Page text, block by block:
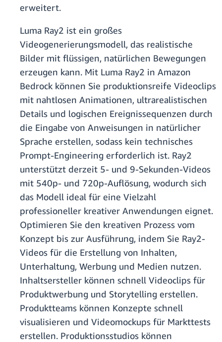
erweitert.
Luma Ray2 ist ein großes
Videogenerierungsmodell, das realistische
Bilder mit flüssigen, natürlichen Bewegungen
erzeugen kann. Mit Luma Ray2 in Amazon
Bedrock können Sie produktionsreife Videoclips
mit nahtlosen Animationen, ultrarealistischen
Details und logischen Ereignissequenzen durch
die Eingabe von Anweisungen in natürlicher
Sprache erstellen, sodass kein technisches
Prompt-Engineering erforderlich ist. Ray2
unterstützt derzeit 5- und 9-Sekunden-Videos
mit 540p- und 720p-Auflösung, wodurch sich
das Modell ideal für eine Vielzahl
professioneller kreativer Anwendungen eignet.
Optimieren Sie den kreativen Prozess vom
Konzept bis zur Ausführung, indem Sie Ray2-
Videos für die Erstellung von Inhalten,
Unterhaltung, Werbung und Medien nutzen.
Inhaltsersteller können schnell Videoclips für
Produktwerbung und Storytelling erstellen.
Produktteams können Konzepte schnell
visualisieren und Videomockups für Markttests
erstellen. Produktionsstudios können